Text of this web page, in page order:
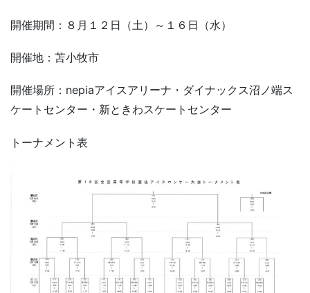
開催期間：８月１２日（土）～１６日（水）
開催地：苫小牧市
開催場所：nepiaアイスアリーナ・ダイナックス沼ノ端ス
ケートセンター・新ときわスケートセンター
トーナメント表